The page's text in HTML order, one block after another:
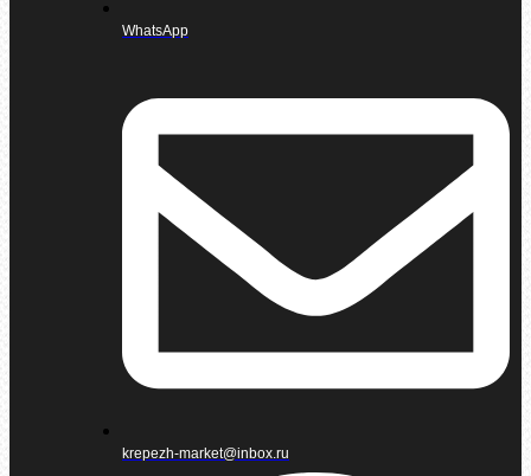
WhatsApp
krepezh-market@inbox.ru